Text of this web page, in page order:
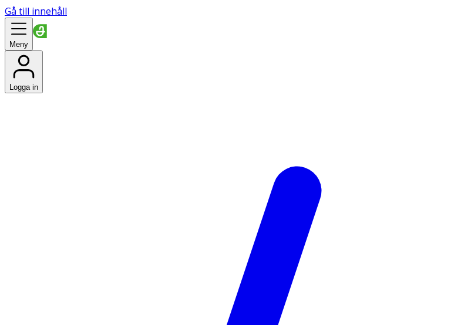
Gå till innehåll
Meny
Logga in